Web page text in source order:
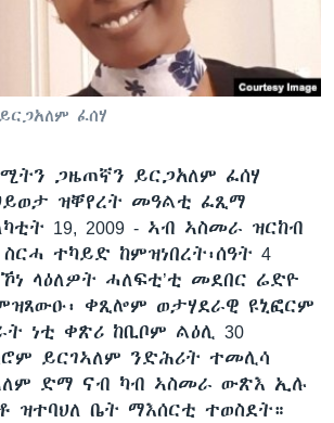
ፈሰሃ
ጋዜጠኛን ይርጋአለም ፈሰሃ
ዝቐየረት መዓልቲ ፈጺማ
19, 2009 - ኣብ ኣስመራ ዝርከብ
ተካይድ ከምዝነበረት፡ሰዓት 4
ላዕለዎት ሓለፍቲ’ቲ መደበር ሬድዮ
ቀጺሎም ወታሃደራዊ ዩኒፎርም
ነቲ ቀጽሪ ከቢቦም ልዕሊ 30
ይርገኣለም ንድሕሪት ተመሊሳ
ድማ ናብ ካብ ኣስመራ ውጽእ ኢሉ
ዝተባህለ ቤት ማእሰርቲ ተወስደት።